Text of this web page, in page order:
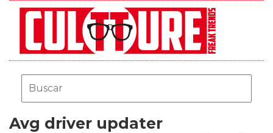
Avg driver updater